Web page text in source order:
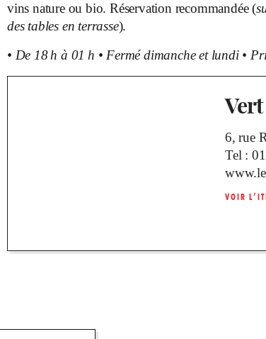
vins nature ou bio. Réservation recommandée (
des tables en terrasse).
• De 18 h à 01 h •Fermé dimanche et lundi •
6, rue
Tel :
VOIR